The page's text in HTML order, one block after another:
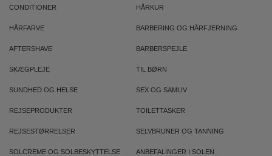
CONDITIONER HÅRKUR
HÅRFARVE BARBERING OG HÅRFJERNING
AFTERSHAVE BARBERSPEJLE
SKÆGPLEJE TIL BØRN
SUNDHED OG HELSE SEX OG SAMLIV
REJSEPRODUKTER TOILETTASKER
REJSESTØRRELSER SELVBRUNER OG TANNING
SOLCREME OG SOLBESKYTTELSE ANBEFALINGER I SOLEN